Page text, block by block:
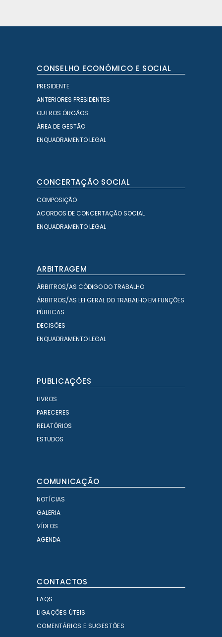
CONSELHO ECONÓMICO E SOCIAL
PRESIDENTE
ANTERIORES PRESIDENTES
OUTROS ÓRGÃOS
ÁREA DE GESTÃO
ENQUADRAMENTO LEGAL
CONCERTAÇÃO SOCIAL
COMPOSIÇÃO
ACORDOS DE CONCERTAÇÃO SOCIAL
ENQUADRAMENTO LEGAL
ARBITRAGEM
ÁRBITROS/AS CÓDIGO DO TRABALHO
ÁRBITROS/AS LEI GERAL DO TRABALHO EM FUNÇÕES
PÚBLICAS
DECISÕES
ENQUADRAMENTO LEGAL
PUBLICAÇÕES
LIVROS
PARECERES
RELATÓRIOS
ESTUDOS
COMUNICAÇÃO
NOTÍCIAS
GALERIA
VÍDEOS
AGENDA
CONTACTOS
FAQS
LIGAÇÕES ÚTEIS
COMENTÁRIOS E SUGESTÕES